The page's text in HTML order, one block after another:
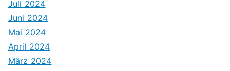
Juli 2024
Juni 2024
Mai 2024
April 2024
März 2024